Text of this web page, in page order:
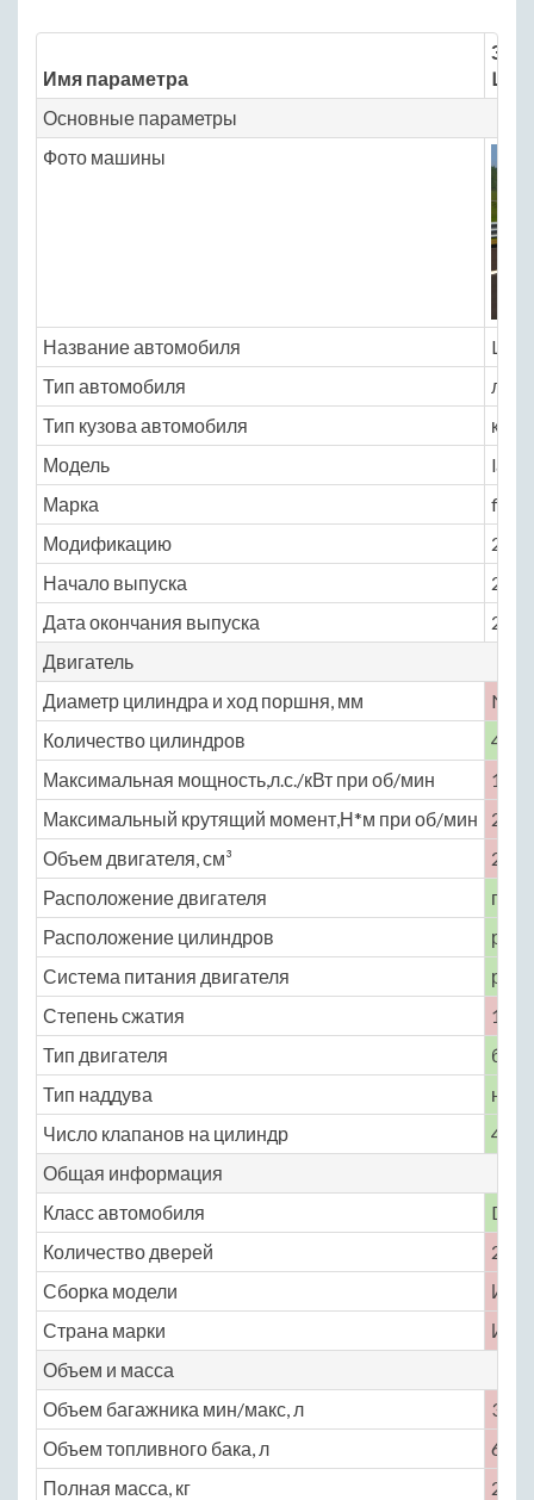
Имя параметра
Основные параметры
Фото машины
Название автомобиля
Тип автомобиля
Тип кузова автомобиля
Модель
Марка
Модификацию
2.4
Начало выпуска
2012
Дата окончания выпуска
2014
Двигатель
Диаметр цилиндра и ход поршня, мм
No
Количество цилиндров
4
Максимальная мощность,л.с./кВт при об/мин
170
Максимальный крутящий момент,Н*м при об/мин
220
Объем двигателя, см³
2360
Расположение двигателя
Расположение цилиндров
Система питания двигателя
Степень сжатия
10.5
Тип двигателя
Тип наддува
нет
Число клапанов на цилиндр
4
Общая информация
Класс автомобиля
D
Количество дверей
2
Сборка модели
Страна марки
Объем и масса
Объем багажника мин/макс, л
377
Объем топливного бака, л
64
Полная масса, кг
2132